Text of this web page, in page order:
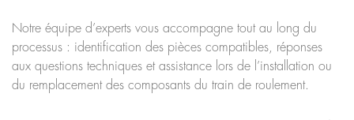
Notre équipe d’experts vous accompagne tout au long du
processus : identification des pièces compatibles, réponses
aux questions techniques et assistance lors de l’installation ou
du remplacement des composants du train de roulement.